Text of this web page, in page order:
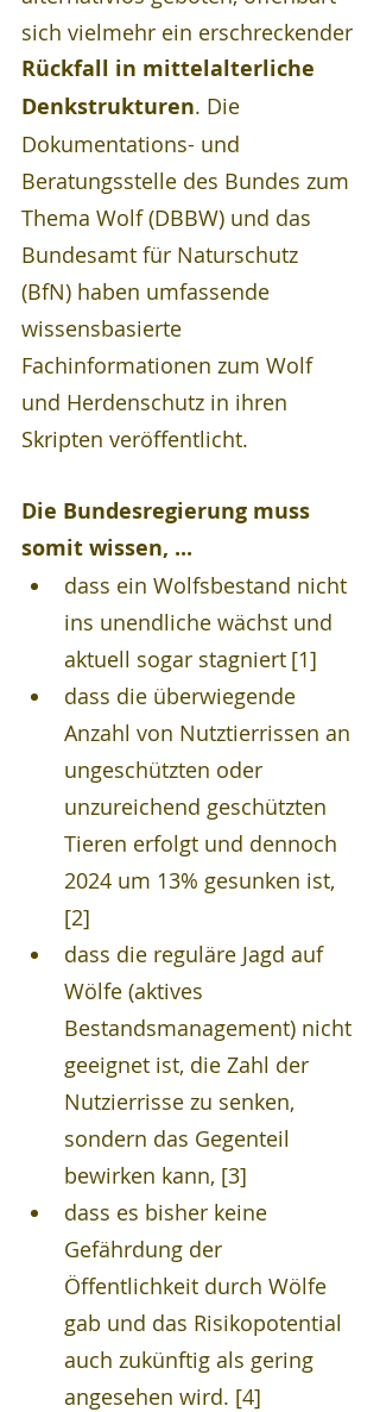
sich vielmehr ein erschreckender
Rückfall in mittelalterliche
Denkstrukturen. Die
Dokumentations- und
Beratungsstelle des Bundes zum
Thema Wolf (DBBW) und das
Bundesamt für Naturschutz
(BfN) haben umfassende
wissensbasierte
Fachinformationen zum Wolf
und Herdenschutz in ihren
Skripten veröffentlicht.
Die Bundesregierung muss
somit wissen, ...
dass ein Wolfsbestand nicht
ins unendliche wächst und
aktuell sogar stagniert [1]
dass die überwiegende
Anzahl von Nutztierrissen an
ungeschützten oder
unzureichend geschützten
Tieren erfolgt und dennoch
2024 um 13% gesunken ist,
[2]
dass die reguläre Jagd auf
Wölfe (aktives
Bestandsmanagement) nicht
geeignet ist, die Zahl der
Nutzierrisse zu senken,
sondern das Gegenteil
bewirken kann, [3]
dass es bisher keine
Gefährdung der
Öffentlichkeit durch Wölfe
gab und das Risikopotential
auch zukünftig als gering
angesehen wird. [4]